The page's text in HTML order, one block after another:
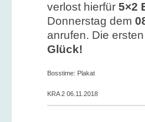
verlost hierfür 5×2
Donnerstag dem
anrufen. Die
Glück!
Bosstime: Plakat
KRA 2 06.11.2018